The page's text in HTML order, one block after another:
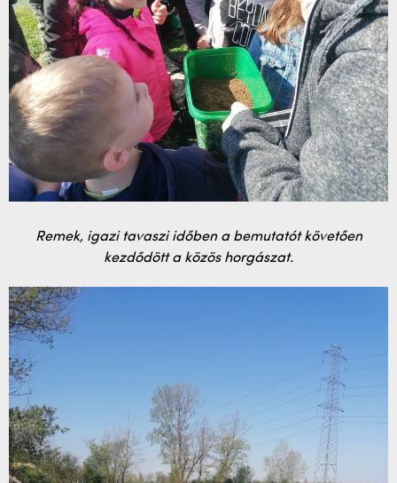
Remek, igazi tavaszi időben a bemutatót követően
kezdődött a közös horgászat.